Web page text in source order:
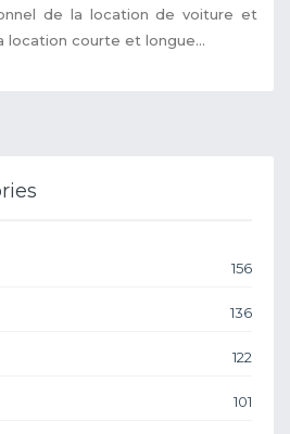
de la location de voiture et
location courte et longue...
156
136
122
101